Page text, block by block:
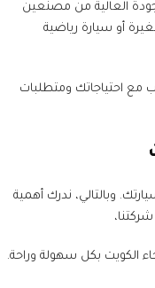
العالية من مصنعين
أو سيارة رياضية
مع احتياجاتك ومتطلبات
وبالتالي، ندرك أهمية
الكويت بكل سهولة وراحة.